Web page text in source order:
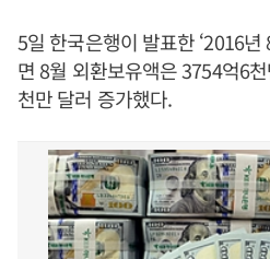
5일 한국은행이 발표한 ‘2016년
면 8월 외환보유액은 3754억6
천만 달러 증가했다.